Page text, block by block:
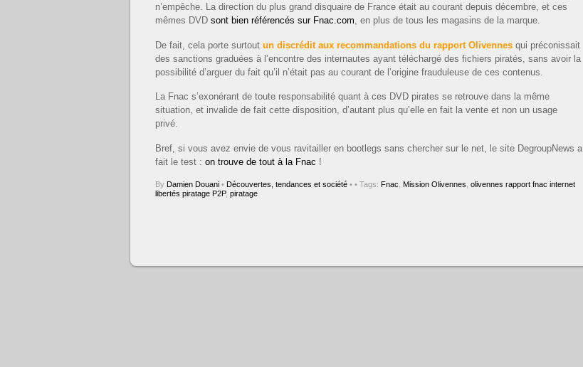
n’empêche. La direction du plus grand disquaire de France était au courant depuis décembre, et ces
mêmes DVD sont bien référencés sur Fnac.com, en plus de tous les magasins de la marque.
De fait, cela porte surtout un discrédit aux recommandations du rapport Olivennes qui préconissait
des sanctions graduées à l’encontre des internautes ayant téléchargé des fichiers piratés, sans avoir la
possibilité d’arguer du fait qu’il n’était pas au courant de l’origine frauduleuse de ces contenus.
La Fnac s’exonérant de toute responsabilité quant à ces DVD pirates se retrouve dans la même
situation, et invalide de fait cette disposition, d’autant plus qu’elle en fait la vente et non un usage
privé.
Bref, si vous avez envie de vous ravitailler en bootlegs sans chercher sur le net, le site DegroupNews a
fait le test : on trouve de tout à la Fnac !
By Damien Douani • Découvertes, tendances et société • • Tags: Fnac Mission Olivennes olivennes rapport fnac internet
libertés piratage P2P, piratage